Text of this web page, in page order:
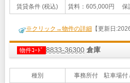
賃貸条件 (税込) 賃料：605,000円 保
※クリック→物件の詳細 【更新日
物件ｺｰﾄﾞ 8833-36300 倉庫
種別 事務所付 駐車場付 /